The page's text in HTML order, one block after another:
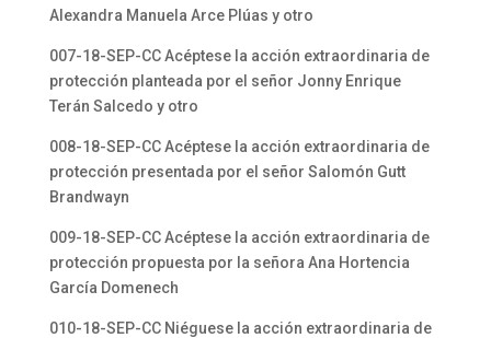
Alexandra Manuela Arce Plúas y otro
007-18-SEP-CC Acéptese la acción extraordinaria de
protección planteada por el señor Jonny Enrique
Terán Salcedo y otro
008-18-SEP-CC Acéptese la acción extraordinaria de
protección presentada por el señor Salomón Gutt
Brandwayn
009-18-SEP-CC Acéptese la acción extraordinaria de
protección propuesta por la señora Ana Hortencia
García Domenech
010-18-SEP-CC Niéguese la acción extraordinaria de